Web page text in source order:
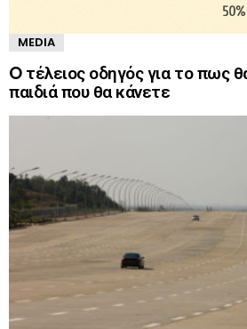
MEDIA
O τέλειος οδηγός για το πως
παιδιά που θα κάνετε